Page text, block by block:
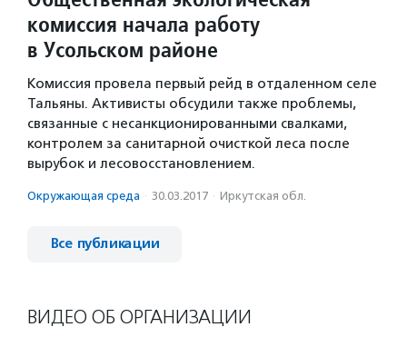
комиссия начала работу
в Усольском районе
Комиссия провела первый рейд в отдаленном селе
Тальяны. Активисты обсудили также проблемы,
связанные с несанкционированными свалками,
контролем за санитарной очисткой леса после
вырубок и лесовосстановлением.
Окружающая среда · 30.03.2017 · Иркутская обл.
Все публикации
ВИДЕО ОБ ОРГАНИЗАЦИИ